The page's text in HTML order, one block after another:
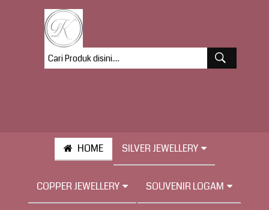
HOME SILVER JEWELLERY
COPPER JEWELLERY SOUVENIR LOGAM